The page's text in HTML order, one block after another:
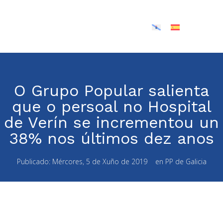
O Grupo Popular salienta
que o persoal no Hospital
de Verín se incrementou un
38% nos últimos dez anos
Publicado: Mércores, 5 de Xuño de 2019 en PP de Galicia